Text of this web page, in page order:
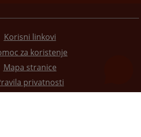
Korisni linkovi
za koristenje
Mapa stranice
privatnosti